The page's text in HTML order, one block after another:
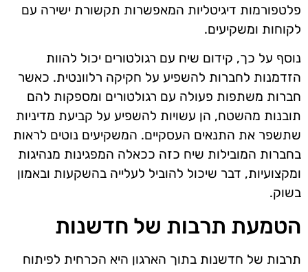
פלטפורמות דיגיטליות המאפשרות תקשורת ישירה עם
לקוחות ומשקיעים.
נוסף על כך, קידום שיח עם רגולטורים יכול להוות
הזדמנות לחברות להשפיע על חקיקה רלוונטית. כאשר
חברות משתפות פעולה עם רגולטורים ומספקות להם
תובנות מהשטח, הן עשויות להשפיע על קביעת מדיניות
שתשפר את התנאים העסקיים. המשקיעים נוטים לראות
בחברות המובילות שיח כזה ככאלה המפגינות מנהיגות
ומקצועיות, דבר שיכול להוביל לעלייה בהשקעות ובאמון
בשוק.
הטמעת תרבות של חדשנות
תרבות של חדשנות בתוך הארגון היא הכרחית לפיתוח